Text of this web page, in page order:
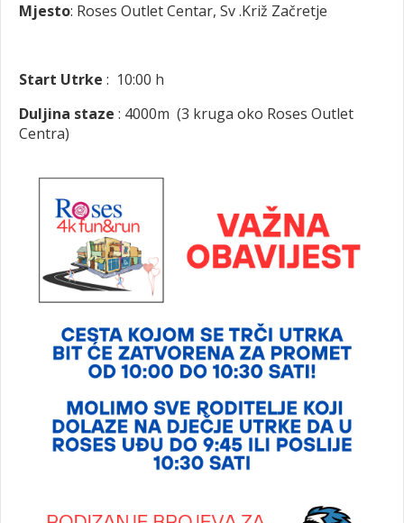
Mjesto: Roses Outlet Centar, Sv .Križ Začretje
Start Utrke : 10:00 h
Duljina staze : 4000m (3 kruga oko Roses Outlet
Centra)